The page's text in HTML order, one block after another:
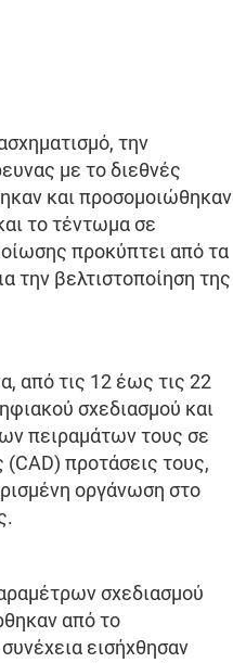
την
με το διεθνές
και προσομοιώθηκαν
το τέντωμα σε
προκύπτει από τα
την βελτιστοποίηση της
από τις 12 έως τις 22
σχεδιασμού και
πειραμάτων τους σε
προτάσεις τους,
οργάνωση στο
σχεδιασμού
από το
εισήχθησαν